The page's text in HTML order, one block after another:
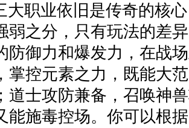
大职业依旧是传奇的核
弱之分，只有玩法的差
防御力和爆发力，在战
掌控元素之力，既能大
道士攻防兼备，召唤神
能施毒控场。你可以根